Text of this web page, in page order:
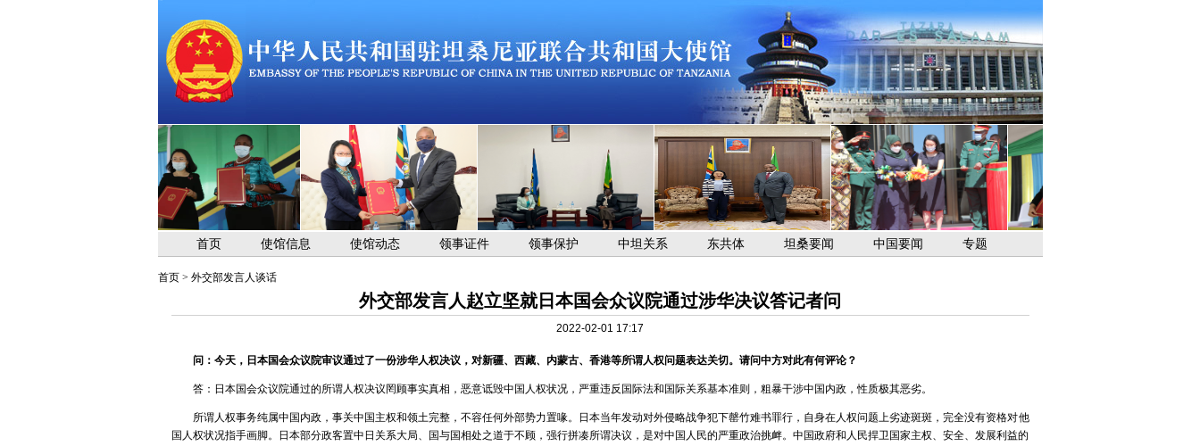
首页 使馆信息 使馆动态 领事证件 领事保护 中坦关系 东共体 坦桑要闻 中国要闻 专题
首页> 外交部发言人谈话
外交部发言人赵立坚就日本国会众议院通过涉华决议答记者问
2022-02-01 17:17
问：今天，日本国会众议院审议通过了一份涉华人权决议，对新疆、西藏、内蒙古、香港等所谓人权问题表达关切。请问中方对此有何评论？
答：日本国会众议院通过的所谓人权决议罔顾事实真相，恶意诋毁中国人权状况，严重违反国际法和国际关系基本准则，粗暴干涉中国内政，性质极其恶劣。
所谓人权事务纯属中国内政，事关中国主权和领土完整，不容任何外部势力置喙。日本当年发动对外侵略战争犯下罄竹难书罪行，自身在人权问题上劣迹斑斑，完全没有资格对他
国人权状况指手画脚。日本部分政客置中日关系大局、国与国相处之道于不顾，强行拼凑所谓决议，是对中国人民的严重政治挑衅。中国政府和人民捍卫国家主权、安全、发展利益的